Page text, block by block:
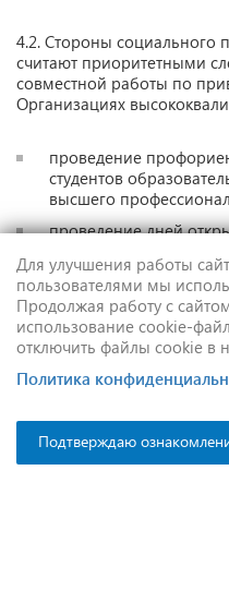
4.2. Стороны социального
считают приоритетными
совместной работы по
Организациях
проведение
студентов
высшего
проведение дней
популяризацию
работников;
проведение
поддержанию и
сайтах Организаций,
реализацию других
престижность труда в
Для улучшения работы
пользователями мы
Продолжая работу с
использование cookie-
отключить файлы cookie в
Политика
Подтверждаю